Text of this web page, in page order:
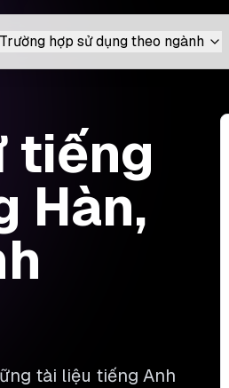
Trường hợp sử dụng theo ngành
tiếng
Hàn,
tài liệu tiếng Anh